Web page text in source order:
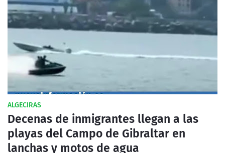
ALGECIRAS
Decenas de inmigrantes llegan a las
playas del Campo de Gibraltar en
lanchas y motos de agua